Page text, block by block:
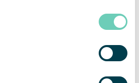
Growth Market med kortnamn
Certified Advisor. Se mer
av delstaten North Carolina, och